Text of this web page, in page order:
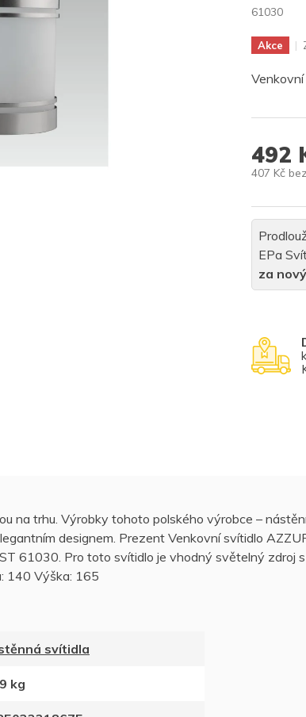
EPa
za
492
407 Kč
61030
Akce
na trhu. Výrobky tohoto polského výrobce –
designem. Prezent Venkovní svítidlo
61030. Pro toto svítidlo je vhodný světelný zdroj
140 Výška: 165
svítidla
kg